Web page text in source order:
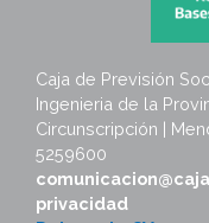
Caja de Previsión
Ingenieria de la
Circunscripción |
5259600
privacidad